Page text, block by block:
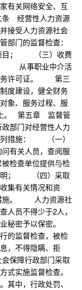
有关网络安全、互
经营性人力资源
接受人力资源社会
部门的监督检查：
； （三）收费
从事职业中介活
务许可证。 第三
度建设，健全财务
象、服务过程、服
。 第五章 监督管
门对经营性人力
列措施： （一）
有关人员，查阅服
检查单位提供与检
明； （四）采取
集有关情况和资
施。 人力资源社
人员不得少于2人，
秘密予以保密。
的监督检查，被检
，不得隐瞒、拒
障行政部门采取
式实施监督检查。
中，行政处罚、